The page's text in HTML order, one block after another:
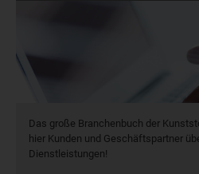
Das große Branchenbuch der
hier Kunden und Geschäftspartner
Dienstleistungen!